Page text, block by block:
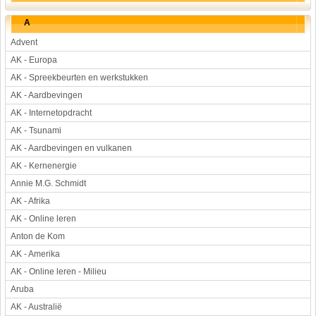
Werkstuk en spreekbeurt
Aarde en heelal
Beroep, hobby, sport
Dieren
Geloven en vieren
Hulp aan mensen
Kunst en muziek
Landbouw, veeteelt, visserij
Landen en volken
Lichaam en gezondheid
Natuur en milieu
Personen
Verkeer en vervoer
Vroeger
Wetenschap en techniek
A
Advent
AK - Europa
AK - Spreekbeurten en werkstukken
AK - Aardbevingen
AK - Internetopdracht
AK - Tsunami
AK - Aardbevingen en vulkanen
AK - Kernenergie
Annie M.G. Schmidt
AK - Afrika
AK - Online leren
Anton de Kom
AK - Amerika
AK - Online leren - Milieu
Aruba
AK - Australië